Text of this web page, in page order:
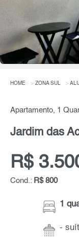
HOME ZONA SUL
Apartamento, 1
Jardim das
R$
Cond.: R$ 800
1
-